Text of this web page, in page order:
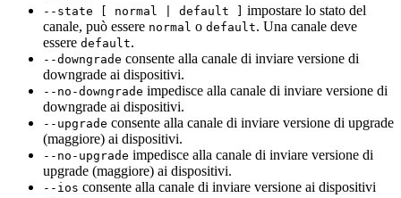
--state [ normal | default ]
impostare lo stato del
canale, può essere normal o default. Una canale deve
essere default.
--downgrade consente alla canale di inviare versione di
downgrade ai dispositivi.
--no-downgrade impedisce alla canale di inviare versione di
downgrade ai dispositivi.
--upgrade consente alla canale di inviare versione di upgrade
(maggiore) ai dispositivi.
--no-upgrade impedisce alla canale di inviare versione di
upgrade (maggiore) ai dispositivi.
--ios consente alla canale di inviare versione ai dispositivi